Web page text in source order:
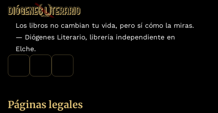
Los libros no cambian tu vida, pero sí cómo la miras.
— Diógenes Literario, librería independiente en
Elche.
Páginas legales